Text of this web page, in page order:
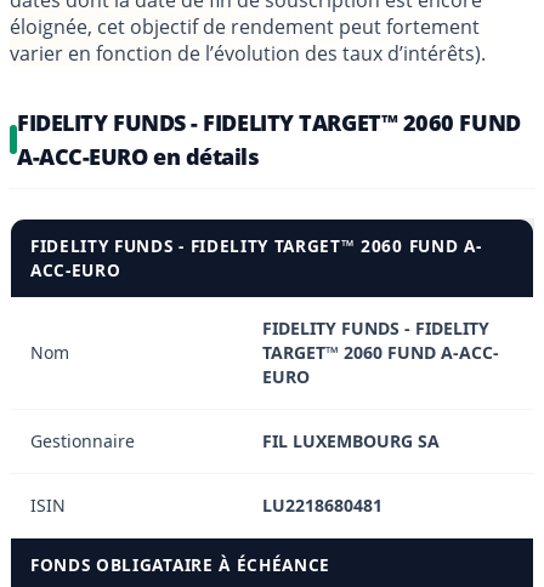
éloignée, cet objectif de rendement peut fortement
varier en fonction de l’évolution des taux d’intérêts).
FIDELITY FUNDS - FIDELITY TARGET™ 2060 FUND
A-ACC-EURO en détails
FIDELITY FUNDS - FIDELITY TARGET™ 2060 FUND A-
ACC-EURO
Nom
FIDELITY FUNDS - FIDELITY
TARGET™ 2060 FUND A-ACC-
EURO
Gestionnaire FIL LUXEMBOURG SA
ISIN LU2218680481
FONDS OBLIGATAIRE À ÉCHÉANCE